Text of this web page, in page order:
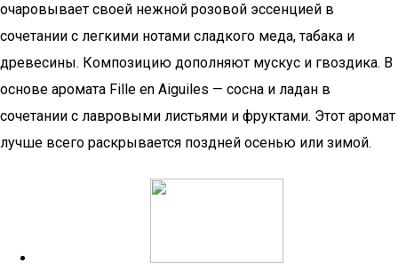
очаровывает своей нежной розовой эссенцией в
сочетании с легкими нотами сладкого меда, табака и
древесины. Композицию дополняют мускус и гвоздика. В
основе аромата Fille en Aiguiles — сосна и ладан в
сочетании с лавровыми листьями и фруктами. Этот аромат
лучше всего раскрывается поздней осенью или зимой.